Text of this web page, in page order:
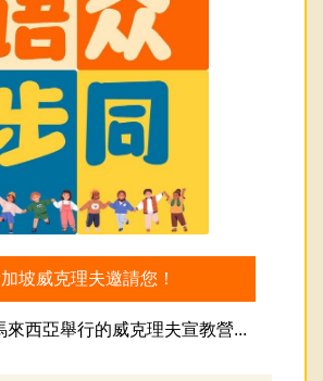
坡威克理夫邀請您！
來西亞舉行的威克理夫宣教營...